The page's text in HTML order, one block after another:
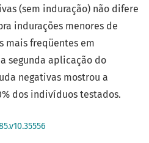
(sem induração) não difere
indurações menores de
mais freqüentes em
segunda aplicação do
negativas mostrou a
dos indivíduos testados.